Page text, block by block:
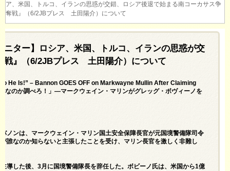
テ
ン
ス
キ
プ
ア、米国、トルコ、イランの思惑が交錯、ロシア後退で始まる南コーカサス争
奪戦』（6/2JBプレス 土田陽介）について
ター】ロシア、米国、トルコ、イランの思惑が交
戦』（6/2JBプレス 土田陽介）について
He Is!” – Bannon GOES OFF on Markwayne Mullin After Claiming
なのか調べろ！」―マークウェイン・マリンがグレッグ・ボヴィーノを
ノンは、マークウェイン・マリン国土安全保障長官が元国境警備隊司令
誰なのか知らないと主張したことを受け、マリン長官を激しく非難し
導した後、3月に国境警備隊長を辞任した。ボビーノ氏は、米国から1億